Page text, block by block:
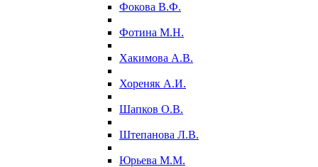
Фокова В.Ф.
Фотина М.Н.
Хакимова А.В.
Хореняк А.И.
Шапков О.В.
Штепанова Л.В.
Юрьева М.М.